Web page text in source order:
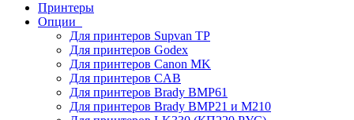
Принтеры
Опции
Для принтеров Supvan TP
Для принтеров Godex
Для принтеров Canon MK
Для принтеров CAB
Для принтеров Brady BMP61
Для принтеров Brady BMP21 и M210